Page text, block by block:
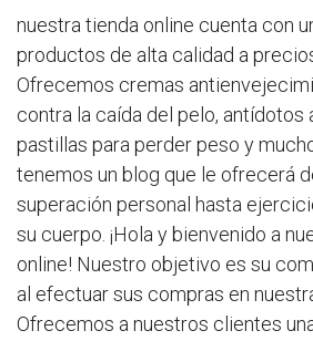
nuestra tienda online cuenta con
productos de alta calidad a
Ofrecemos cremas
contra la caída del pelo, antídotos
pastillas para perder peso y
tenemos un blog que le ofrecerá
superación personal hasta
su cuerpo. ¡Hola y bienvenido a
online! Nuestro objetivo es su
al efectuar sus compras en
Ofrecemos a nuestros clientes